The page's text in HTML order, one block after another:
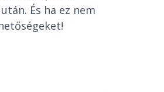
És ha ez nem